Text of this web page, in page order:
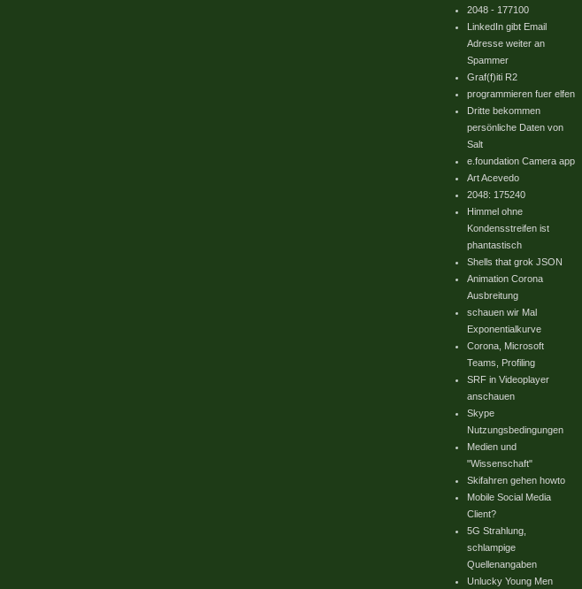
2048 - 177100
LinkedIn gibt Email
Adresse weiter an
Spammer
Graf(f)iti R2
programmieren fuer elfen
Dritte bekommen
persönliche Daten von
Salt
e.foundation Camera app
Art Acevedo
2048: 175240
Himmel ohne
Kondensstreifen ist
phantastisch
Shells that grok JSON
Animation Corona
Ausbreitung
schauen wir Mal
Exponentialkurve
Corona, Microsoft
Teams, Profiling
SRF in Videoplayer
anschauen
Skype
Nutzungsbedingungen
Medien und
"Wissenschaft"
Skifahren gehen howto
Mobile Social Media
Client?
5G Strahlung,
schlampige
Quellenangaben
Unlucky Young Men